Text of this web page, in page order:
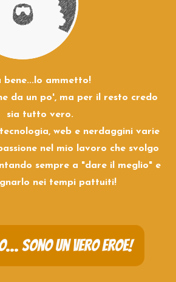
bene...lo ammetto!
da un po', ma per il resto credo
sia tutto vero.
web e nerdaggini varie
nel mio lavoro che svolgo
sempre a "dare il meglio" e
nei tempi pattuiti!
sono un vero eroe!